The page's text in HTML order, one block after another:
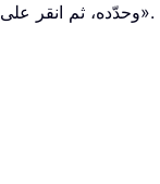
الخطوة 5: في مربع حوار «فتح ملف بيانات Outlook» الظاهر، ابحث عن ملف .pst الذي لم تفتحه بعدُ في Outlook، وحدّده، ثم انقر على زر «فتح».